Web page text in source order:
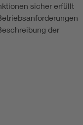
sicher erfüllt
der